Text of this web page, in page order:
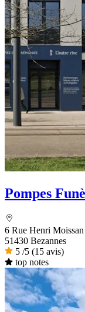
Pompes
6 Rue Henri Moissan
51430 Bezannes
5 /5 (15 avis)
top notes